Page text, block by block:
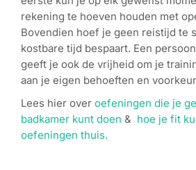
rekening te hoeven houden met
Bovendien hoef je geen reistijd te
kostbare tijd bespaart. Een
geeft je ook de vrijheid om je
aan je eigen behoeften en
Lees hier over oefeningen die je
badkamer kunt doen & hoe je fit
oefeningen thuis.